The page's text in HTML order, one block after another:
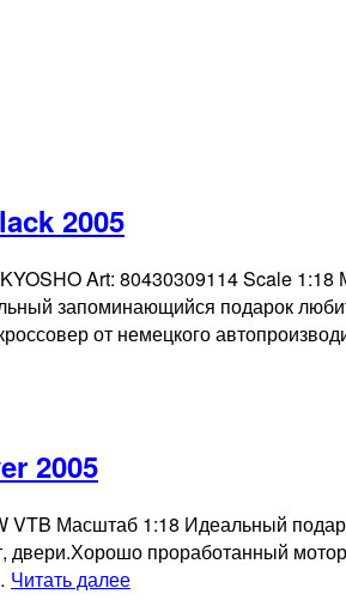
2005
Art: 80430309114 Scale
запоминающийся подарок
от немецкого
2005
VTB Масштаб 1:18 Идеальный
проработанный
Читать далееКоллекционная